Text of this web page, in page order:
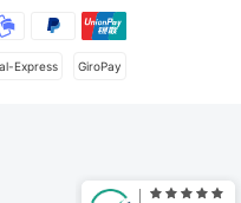
Express GiroPay